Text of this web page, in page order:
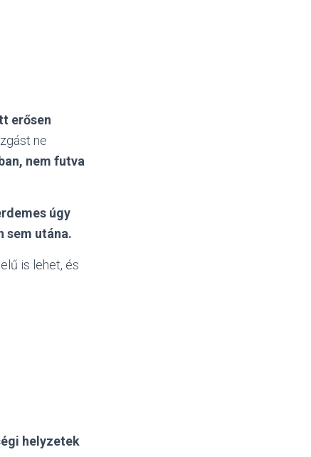
erősen
ne
nem futva
úgy
sem utána.
is lehet, és
helyzetek